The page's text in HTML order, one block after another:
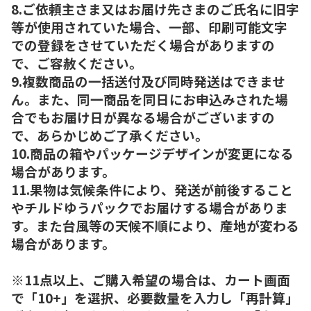
8.ご依頼主さま又はお届け先さまのご氏名に旧字
等が使用されていた場合、一部、印刷可能文字
での登録をさせていただく場合がありますの
で、ご容赦ください。
9.複数商品の一括送付及び同時発送はできませ
ん。また、同一商品を同日にお申込みされた場
合でもお届け日が異なる場合がございますの
で、あらかじめご了承ください。
10.商品の箱やパッケージデザインが変更になる
場合があります。
11.果物は気候条件により、発送が前後すること
やチルドゆうパックでお届けする場合がありま
す。また台風等の天候不順により、産地が変わる
場合があります。
※11点以上、ご購入希望の場合は、カート画面
で「10+」を選択、必要数量を入力し「再計算」